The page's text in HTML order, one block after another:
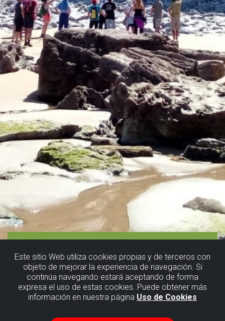
Este sitio Web utiliza cookies propias y de terceros con
objeto de mejorar la experiencia de navegación. Si
continúa navegando estará aceptando de forma
expresa el uso de estas cookies. Puede obtener más
información en nuestra página Uso de Cookies